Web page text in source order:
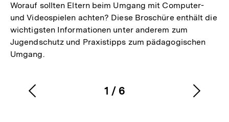
Worauf sollten Eltern beim Umgang mit Computer-
und Videospielen achten? Diese Broschüre enthält die
wichtigsten Informationen unter anderem zum
Jugendschutz und Praxistipps zum pädagogischen
Umgang.
Karussellinhalt
1
von
/ 6
Vorherigen